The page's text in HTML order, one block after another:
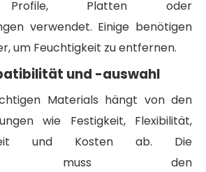
Profile, Platten oder
verwendet. Einige benötigen
um Feuchtigkeit zu entfernen.
und -auswahl
Materials hängt von den
wie Festigkeit, Flexibilität,
und Kosten ab. Die
muss den